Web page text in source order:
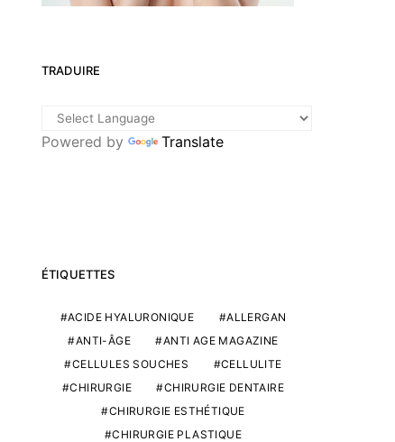
TRADUIRE
Powered by Translate
ÉTIQUETTES
ACIDE HYALURONIQUE
ALLERGAN
ANTI-ÂGE
ANTI AGE MAGAZINE
CELLULES SOUCHES
CELLULITE
CHIRURGIE
CHIRURGIE DENTAIRE
CHIRURGIE ESTHÉTIQUE
CHIRURGIE PLASTIQUE